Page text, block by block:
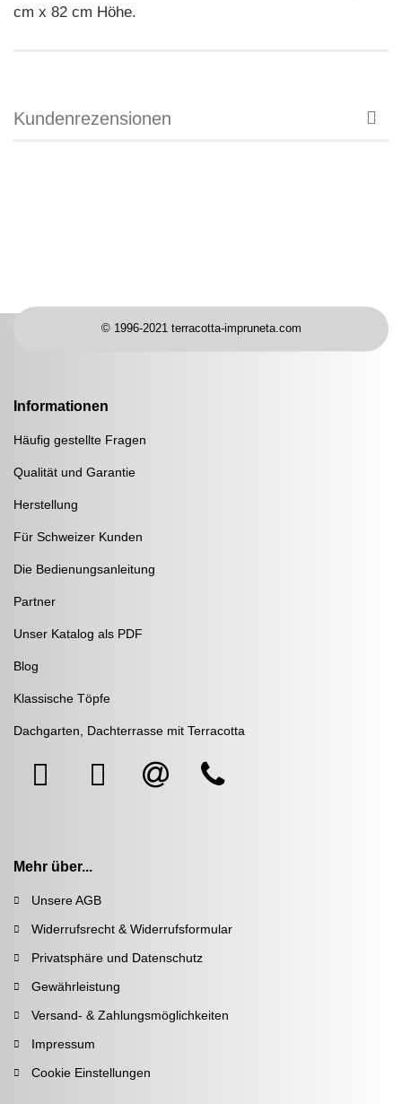
cm x 82 cm Höhe.
Kundenrezensionen
© 1996-2021 terracotta-impruneta.com
Informationen
Häufig gestellte Fragen
Qualität und Garantie
Herstellung
Für Schweizer Kunden
Die Bedienungsanleitung
Partner
Unser Katalog als PDF
Blog
Klassische Töpfe
Dachgarten, Dachterrasse mit Terracotta
Mehr über...
Unsere AGB
Widerrufsrecht & Widerrufsformular
Privatsphäre und Datenschutz
Gewährleistung
Versand- & Zahlungsmöglichkeiten
Impressum
Cookie Einstellungen